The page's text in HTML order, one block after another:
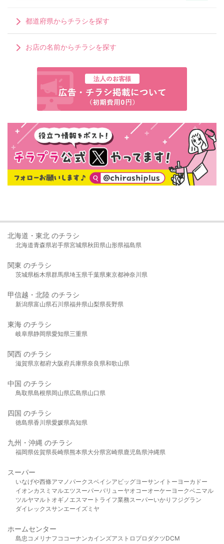
都道府県からチラシを探す
お店の名前からチラシを探す
北海道・東北 のチラシ
北海道青森県岩手県宮城県秋田県山形県福島県
関東 のチラシ
茨城県栃木県群馬県埼玉県千葉県東京都神奈川県
甲信越・北陸 のチラシ
新潟県富山県石川県福井県山梨県長野県
東海 のチラシ
岐阜県静岡県愛知県三重県
関西 のチラシ
滋賀県京都府大阪府兵庫県奈良県和歌山県
中国 のチラシ
鳥取県島根県岡山県広島県山口県
四国 のチラシ
徳島県香川県愛媛県高知県
九州・沖縄 のチラシ
福岡県佐賀県長崎県熊本県大分県宮崎県鹿児島県沖縄県
スーパー
いなげや西條アマノパークスベイシア ビッグヨーサンイトーヨーカドー
イオンカスミ マルエツスーパーバリューヤオコーオーケー ヨークベニマル
ツルヤマルト オギノ エスマート ライフ業務スーパーいかり フジグラン
ダイレックスサンエーイズミヤ
ホームセンター
島忠 コメリ ナフコ コーナンカインズアストロプロダクツDCM